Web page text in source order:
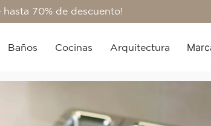
hasta 70% de descuento!
Baños Cocinas Arquitectura